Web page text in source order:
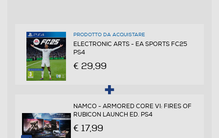
27 SETTEMBRE 2024
PEGI
da 3 anni in su
Multigiocatore
PRODOTTO DA ACQUISTARE
ELECTRONIC ARTS - EA SPORTS FC25
PS4
€ 29,99
NAMCO - ARMORED CORE VI: FIRES OF
RUBICON LAUNCH ED. PS4
€ 17,99